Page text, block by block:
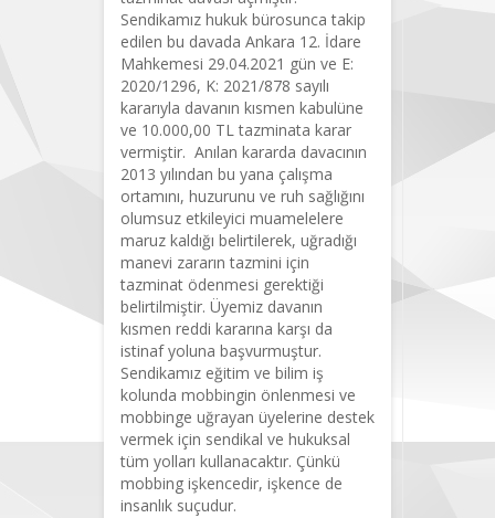
Sendikamız hukuk bürosunca takip
edilen bu davada Ankara 12. İdare
Mahkemesi 29.04.2021 gün ve E:
2020/1296, K: 2021/878 sayılı
kararıyla davanın kısmen kabulüne
ve 10.000,00 TL tazminata karar
vermiştir. Anılan kararda davacının
2013 yılından bu yana çalışma
ortamını, huzurunu ve ruh sağlığını
olumsuz etkileyici muamelelere
maruz kaldığı belirtilerek, uğradığı
manevi zararın tazmini için
tazminat ödenmesi gerektiği
belirtilmiştir. Üyemiz davanın
kısmen reddi kararına karşı da
istinaf yoluna başvurmuştur.
Sendikamız eğitim ve bilim iş
kolunda mobbingin önlenmesi ve
mobbinge uğrayan üyelerine destek
vermek için sendikal ve hukuksal
tüm yolları kullanacaktır. Çünkü
mobbing işkencedir, işkence de
insanlık suçudur.